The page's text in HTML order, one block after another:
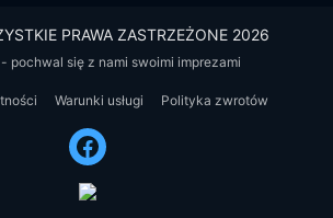
PRAWA ZASTRZEŻONE 2026
pochwal się z nami swoimi imprezami
Warunki usługi Polityka zwrotów